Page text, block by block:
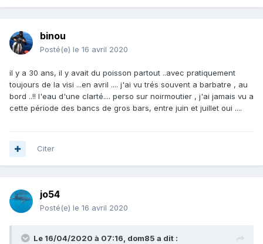
binou
Posté(e) le 16 avril 2020
il y a 30 ans, il y avait du poisson partout ..avec pratiquement
toujours de la visi ...en avril .... j'ai vu trés souvent a barbatre , au
bord ..!! l'eau d'une clarté.... perso sur noirmoutier , j'ai jamais vu a
cette période des bancs de gros bars, entre juin et juillet oui ....
Citer
jo54
Posté(e) le 16 avril 2020
Le 16/04/2020 à 07:16, dom85 a dit :